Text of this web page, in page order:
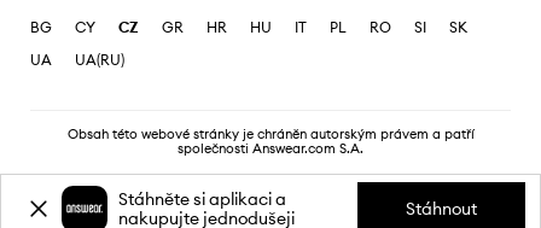
BG CY CZ GR HR HU IT PL RO SI
SK
UA
UA(RU)
Obsah této webové stránky je chráněn autorským právem a patří
společnosti Answear.com S.A.
Stáhněte si aplikaci a
nakupujte jednodušeji
Stáhnout